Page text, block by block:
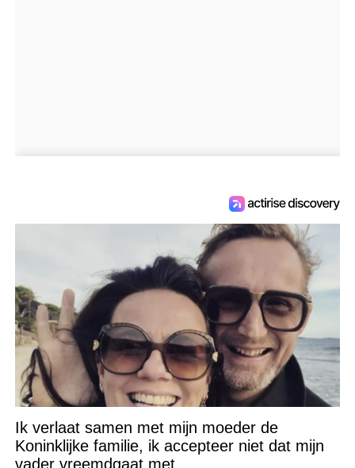
Ik verlaat samen met mijn moeder de
Koninklijke familie, ik accepteer niet dat mijn
vader vreemdgaat met